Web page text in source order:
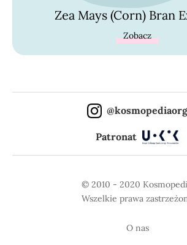
Zea Mays (Corn) Bran
Zobacz
@kosmopediaorg
Patronat
© 2010 - 2020
Wszelkie prawa
O nas